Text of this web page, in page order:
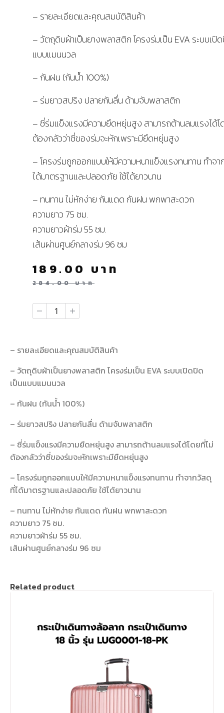
– รายละเอียดและคุณสมบัติสินค้า
– วัตถุดิบผ้าเป็นยางพลาสติก โครงร่มเป็น EVA ระบบเปิ
แบบแมนนวล
– กันฝน (กันน้ำ 100%)
– ร่มยาวสปริง ปลายกันลื่น ด้ามจับพลาสติก
– ซี่ร่มแข็งแรงมีความยืดหยุ่นสูง สามารถต้านลมแรงได้โ
ต้องกลัวว่าซี่ของร่มจะหักเพราะมียืดหยุ่นสูง
– โครงร่มถูกออกแบบให้มีความหนาแข็งแรงทนทาน ทำจ
ได้มาตรฐานและปลอดภัย ใช้ได้ยาวนาน
– ทนทาน ไม่หักง่าย กันแดด กันฝน พกพาสะดวก
ความยาว 75 ซม.
ความยาวผ้าร่ม 55 ซม.
เส้นผ่านศูนย์กลางร่ม 96 ซม
284.00บาท
189.00 บาท
– รายละเอียดและคุณสมบัติสินค้า
– วัตถุดิบผ้าเป็นยางพลาสติก โครงร่มเป็น EVA ระบบเปิดปิด
เป็นแบบแมนนวล
– กันฝน (กันน้ำ 100%)
– ร่มยาวสปริง ปลายกันลื่น ด้ามจับพลาสติก
– ซี่ร่มแข็งแรงมีความยืดหยุ่นสูง สามารถต้านลมแรงได้โดยที่ไม่
ต้องกลัวว่าซี่ของร่มจะหักเพราะมียืดหยุ่นสูง
– โครงร่มถูกออกแบบให้มีความหนาแข็งแรงทนทาน ทำจากวัสดุ
ที่ได้มาตรฐานและปลอดภัย ใช้ได้ยาวนาน
– ทนทาน ไม่หักง่าย กันแดด กันฝน พกพาสะดวก
ความยาว 75 ซม.
ความยาวผ้าร่ม 55 ซม.
เส้นผ่านศูนย์กลางร่ม 96 ซม
Related product